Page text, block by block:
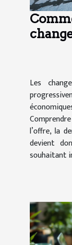
Les
l’offre, la
devient
souhaitant